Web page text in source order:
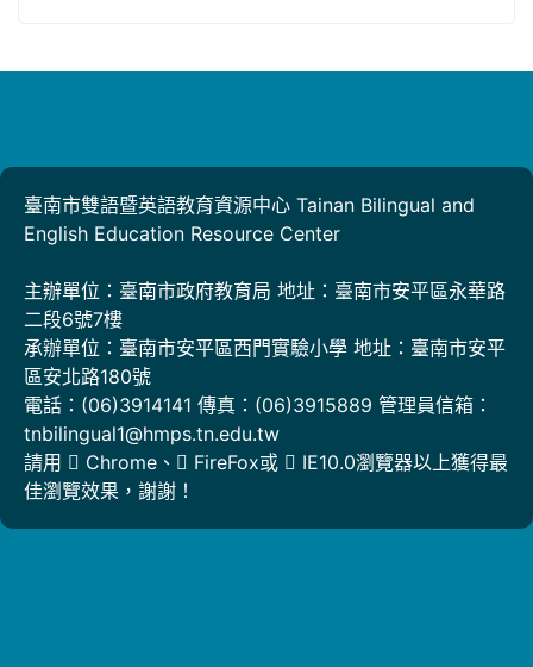
臺南市雙語暨英語教育資源中心 Tainan Bilingual and
English Education Resource Center
主辦單位：臺南市政府教育局 地址：臺南市安平區永華路
二段6號7樓
承辦單位：臺南市安平區西門實驗小學 地址：臺南市安平
區安北路180號
電話：(06)3914141 傳真：(06)3915889 管理員信箱：
tnbilingual1@hmps.tn.edu.tw
請用
Chrome 、 FireFox或
IE10.0瀏覽器以上獲得最
佳瀏覽效果，謝謝！